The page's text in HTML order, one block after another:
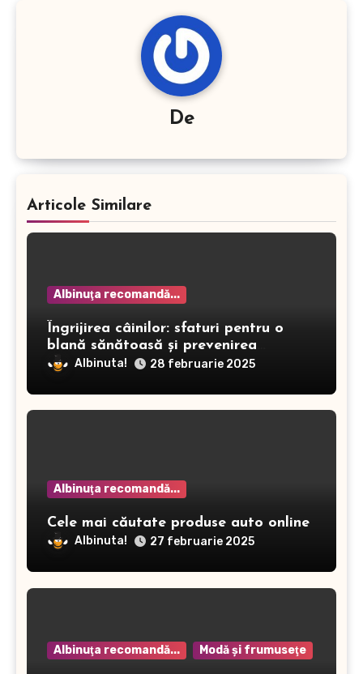
De
Articole Similare
Albinuţa recomandă...
Îngrijirea câinilor: sfaturi pentru o
blană sănătoasă și prevenirea
dermatitei
Albinuta! 28 februarie 2025
Albinuţa recomandă...
Cele mai căutate produse auto online
Albinuta! 27 februarie 2025
Albinuţa recomandă... Modă şi frumuseţe